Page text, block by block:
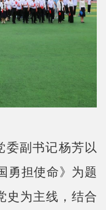
副书记杨芳以
勇担使命》为题
史为主线，结合